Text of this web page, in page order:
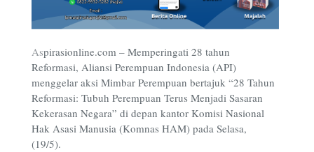
Aspirasionline.com – Memperingati 28 tahun
Reformasi, Aliansi Perempuan Indonesia (API)
menggelar aksi Mimbar Perempuan bertajuk “28 Tahun
Reformasi: Tubuh Perempuan Terus Menjadi Sasaran
Kekerasan Negara” di depan kantor Komisi Nasional
Hak Asasi Manusia (Komnas HAM) pada Selasa,
(19/5).